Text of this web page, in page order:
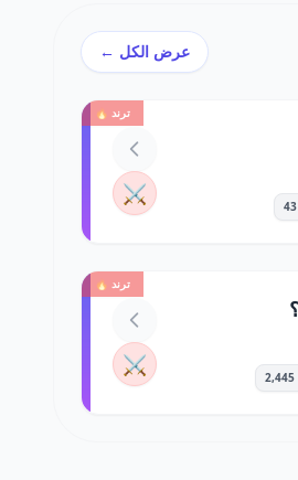
عرض الكل ←
ترند 🔥
⚔️
ترند 🔥
⚔️